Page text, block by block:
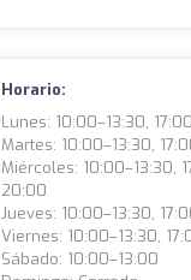
Horario:
Lunes: 10:00–13:30,
Martes: 10:00–13:30,
Miércoles: 10:00–13:30,
20:00
Jueves: 10:00–13:30,
Viernes: 10:00–13:30,
Sábado: 10:00–13:00